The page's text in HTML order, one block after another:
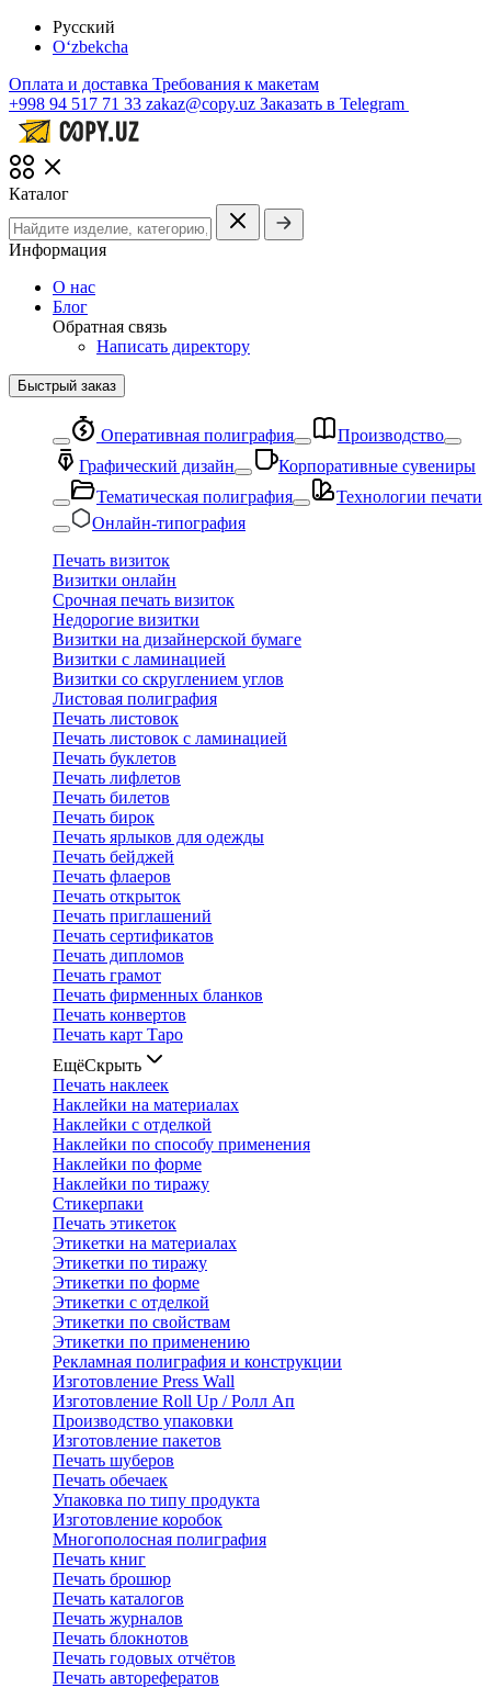
Русский
O‘zbekcha
Оплата и доставка Требования к макетам
+998 94 517 71 33 zakaz@copy.uz Заказать в Telegram
Каталог
Информация
О нас
Блог
Обратная связь
Написать директору
Быстрый заказ
Оперативная полиграфия
Производство
Графический дизайн
Корпоративные сувениры
Тематическая полиграфия
Технологии печати
Онлайн-типография
Печать визиток
Визитки онлайн
Срочная печать визиток
Недорогие визитки
Визитки на дизайнерской бумаге
Визитки с ламинацией
Визитки со скруглением углов
Листовая полиграфия
Печать листовок
Печать листовок с ламинацией
Печать буклетов
Печать лифлетов
Печать билетов
Печать бирок
Печать ярлыков для одежды
Печать бейджей
Печать флаеров
Печать открыток
Печать приглашений
Печать сертификатов
Печать дипломов
Печать грамот
Печать фирменных бланков
Печать конвертов
Печать карт Таро
ЕщёСкрыть
Печать наклеек
Наклейки на материалах
Наклейки с отделкой
Наклейки по способу применения
Наклейки по форме
Наклейки по тиражу
Стикерпаки
Печать этикеток
Этикетки на материалах
Этикетки по тиражу
Этикетки по форме
Этикетки с отделкой
Этикетки по свойствам
Этикетки по применению
Рекламная полиграфия и конструкции
Изготовление Press Wall
Изготовление Roll Up / Ролл Ап
Производство упаковки
Изготовление пакетов
Печать шуберов
Печать обечаек
Упаковка по типу продукта
Изготовление коробок
Многополосная полиграфия
Печать книг
Печать брошюр
Печать каталогов
Печать журналов
Печать блокнотов
Печать годовых отчётов
Печать авторефератов